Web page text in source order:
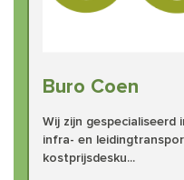
Buro Coen
Wij zijn
infra- en
kostprijsdesku...